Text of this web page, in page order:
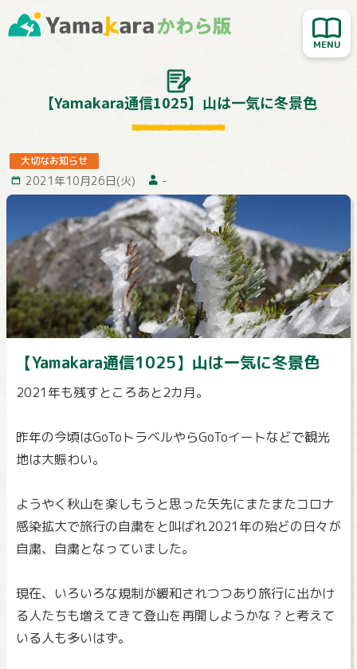
新着記事を読む
Yamakara登山教室
行ってきました！
お客様レポート
Yamakaraサイト
お問い合わせ
【Yamakara通信1025】山は一気に冬景色
大切なお知らせ
2021年10月26日(火) -
【Yamakara通信1025】山は一気に冬景色
2021年も残すところあと2カ月。
昨年の今頃はGoToトラベルやらGoToイートなどで観光
地は大賑わい。
ようやく秋山を楽しもうと思った矢先にまたまたコロナ
感染拡大で旅行の自粛をと叫ばれ2021年の殆どの日々が
自粛、 自粛となっていました。
現在、 いろいろな規制が緩和されつつあり旅行に出かけ
る人たちも増えてきて登山を再開しようかな？と考えて
いる人も多いはず。